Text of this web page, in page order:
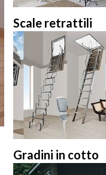
Scale retrattili
Gradini in cotto